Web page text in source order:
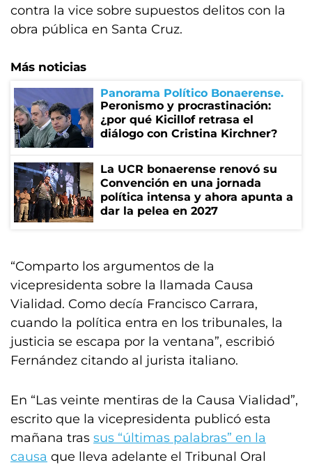
contra la vice sobre supuestos delitos con la
obra pública en Santa Cruz.
Más noticias
Panorama Político Bonaerense
Peronismo y procrastinación:
¿por qué Kicillof retrasa el
diálogo con Cristina Kirchner?
La UCR bonaerense renovó su
Convención en una jornada
política intensa y ahora apunta a
dar la pelea en 2027
“Comparto los argumentos de la
vicepresidenta sobre la llamada Causa
Vialidad. Como decía Francisco Carrara,
cuando la política entra en los tribunales, la
justicia se escapa por la ventana”, escribió
Fernández citando al jurista italiano.
En “Las veinte mentiras de la Causa Vialidad”,
escrito que la vicepresidenta publicó esta
mañana tras sus “últimas palabras” en la
causa que lleva adelante el Tribunal Oral